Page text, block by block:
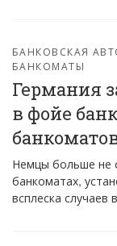
БАНКОВСКАЯ
БАНКОМАТЫ
Германия
в фойе
Немцы больше не
банкоматах,
всплеска